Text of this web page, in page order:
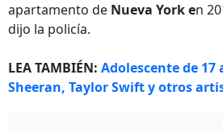
apartamento de Nueva York en
dijo la policía.
LEA TAMBIÉN: Adolescente de 17
Sheeran, Taylor Swift y otros